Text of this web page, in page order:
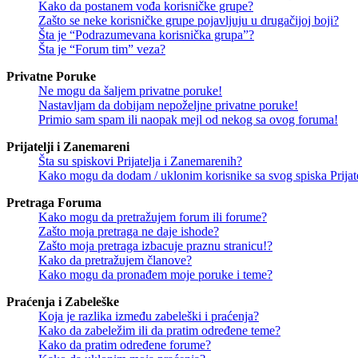
Kako da postanem vođa korisničke grupe?
Zašto se neke korisničke grupe pojavljuju u drugačijoj boji?
Šta je “Podrazumevana korisnička grupa”?
Šta je “Forum tim” veza?
Privatne Poruke
Ne mogu da šaljem privatne poruke!
Nastavljam da dobijam nepoželjne privatne poruke!
Primio sam spam ili naopak mejl od nekog sa ovog foruma!
Prijatelji i Zanemareni
Šta su spiskovi Prijatelja i Zanemarenih?
Kako mogu da dodam / uklonim korisnike sa svog spiska
Pretraga Foruma
Kako mogu da pretražujem forum ili forume?
Zašto moja pretraga ne daje ishode?
Zašto moja pretraga izbacuje praznu stranicu!?
Kako da pretražujem članove?
Kako mogu da pronađem moje poruke i teme?
Praćenja i Zabeleške
Koja je razlika između zabeleški i praćenja?
Kako da zabeležim ili da pratim određene teme?
Kako da pratim određene forume?